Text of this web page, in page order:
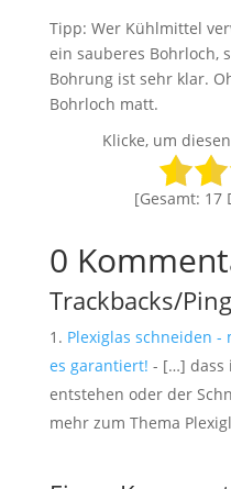
Tipp: Wer Kühlmittel
ein sauberes Bohrloch,
Bohrung ist sehr klar.
Bohrloch matt.
Klicke, um
[Gesamt: 17
0
Trackbacks/
Plexiglas schneiden
es garantiert! - […] dass
entstehen oder der
mehr zum Thema